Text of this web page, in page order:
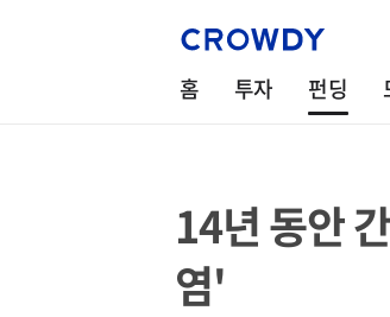
홈 투자 펀딩
14년 동안
염'